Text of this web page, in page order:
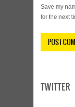
Save my
for the next
TWITTER